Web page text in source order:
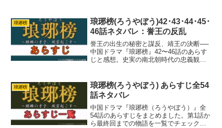
琅琊榜
琅琊榜(ろうやぼう)42･43･44･45･
46話ネタバレ：誉王の反乱
誉王の出生の秘密と謀反、靖王の決断──
中国ドラマ『琅琊榜』42〜46話のあらす
じと感想。史実の南北朝時代の忠義観と
琅琊榜
琅琊榜(ろうやぼう) あらすじ全54
話ネタバレ
中国ドラマ『琅琊榜（ろうやぼう）』全
54話のあらすじをまとめました。第1話か
ら最終回までの物語を一覧でチェックで